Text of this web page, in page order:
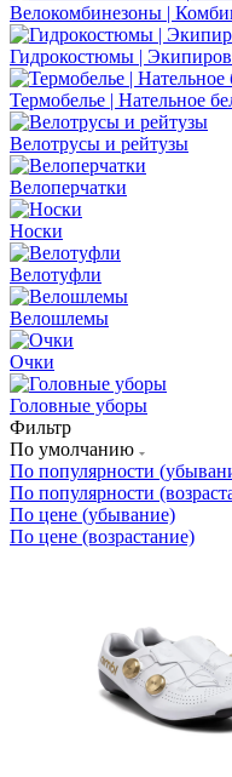
Велокомбинезоны |
Гидрокостюмы |
Термобелье | Нательное
Велотрусы и рейтузы
Велоперчатки
Носки
Велотуфли
Велошлемы
Очки
Головные уборы
Фильтр
По умолчанию
По популярности
По популярности
По цене (убывание)
По цене (возрастание)